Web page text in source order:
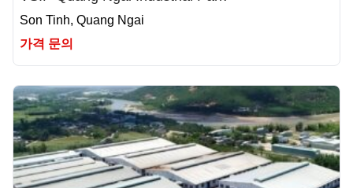
Son Tinh, Quang Ngai
가격 문의